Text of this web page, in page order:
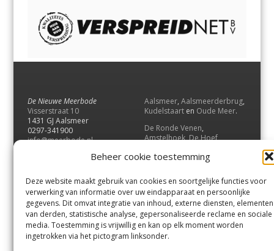
Beheer cookie toestemming
Deze website maakt gebruik van cookies en soortgelijke functies voor
verwerking van informatie over uw eindapparaat en persoonlijke
gegevens. Dit omvat integratie van inhoud, externe diensten, elementen
van derden, statistische analyse, gepersonaliseerde reclame en sociale
media. Toestemming is vrijwillig en kan op elk moment worden
ingetrokken via het pictogram linksonder.
De Nieuwe Meerbode
Visserstraat 10
1431 GJ Aalsmeer
0297-341900
info@meerbode.nl
Aalsmeer, Aalsmeerderbrug,
Kudelstaart en Oude Meer.
De Ronde Venen,
Amstelhoek,De Hoef,
Vrouwenakker,Waverveen
UithoornenDe Kwakel.
Contact
Andere uitgaven
Bezorgklacht